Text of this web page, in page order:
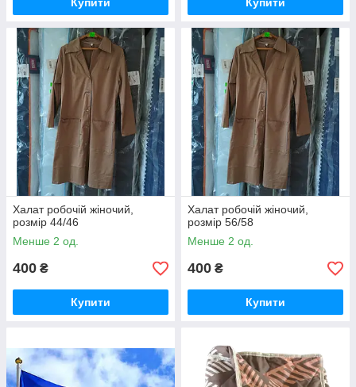
Халат робочій жіночий,
розмір 44/46
Менше 2 од.
400 ₴
Купити
Халат робочій жіночий,
розмір 56/58
Менше 2 од.
400 ₴
Купити